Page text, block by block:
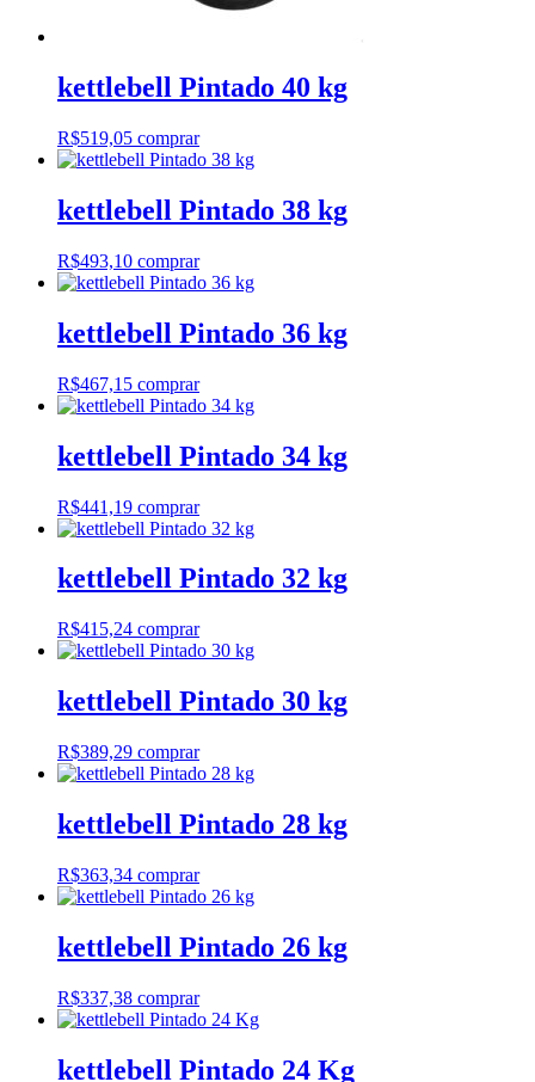
kettlebell Pintado 40 kg
R$519,05 comprar
kettlebell Pintado 38 kg
R$493,10 comprar
kettlebell Pintado 36 kg
R$467,15 comprar
kettlebell Pintado 34 kg
R$441,19 comprar
kettlebell Pintado 32 kg
R$415,24 comprar
kettlebell Pintado 30 kg
R$389,29 comprar
kettlebell Pintado 28 kg
R$363,34 comprar
kettlebell Pintado 26 kg
R$337,38 comprar
kettlebell Pintado 24 Kg